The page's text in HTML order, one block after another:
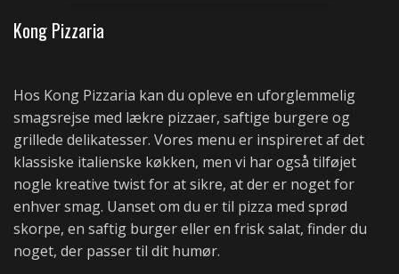
Kong Pizzaria
Hos Kong Pizzaria kan du opleve en uforglemmelig
smagsrejse med lækre pizzaer, saftige burgere og
grillede delikatesser. Vores menu er inspireret af det
klassiske italienske køkken, men vi har også tilføjet
nogle kreative twist for at sikre, at der er noget for
enhver smag. Uanset om du er til pizza med sprød
skorpe, en saftig burger eller en frisk salat, finder du
noget, der passer til dit humør.